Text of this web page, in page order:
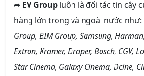
➦ EV Group luôn là đối tác tin cậy
hàng lớn trong và ngoài nước như:
Group, BIM Group, Samsung,
Extron, Kramer, Draper, Bosch, CGV,
Star Cinema, Galaxy Cinema, Dcine,